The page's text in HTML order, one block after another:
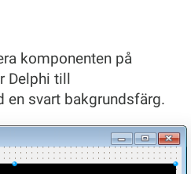
komponenten på
Delphi till
svart bakgrundsfärg.